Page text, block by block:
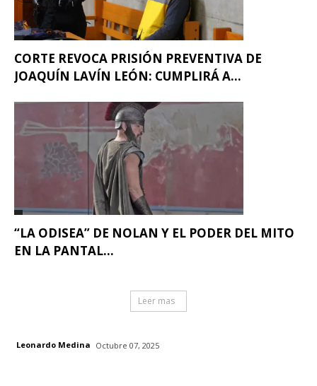
CORTE REVOCA PRISIÓN PREVENTIVA DE
JOAQUÍN LAVÍN LEÓN: CUMPLIRÁ A...
“LA ODISEA” DE NOLAN Y EL PODER DEL MITO
EN LA PANTAL...
Leer mas
Leonardo Medina Octubre 07, 2025